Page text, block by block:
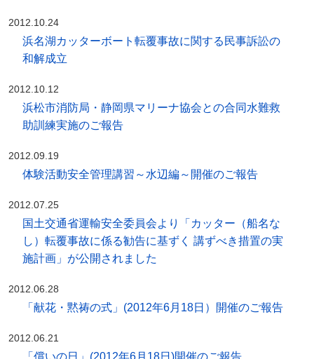
2012.10.24
浜名湖カッターボート転覆事故に関する民事訴訟の
和解成立
2012.10.12
浜松市消防局・静岡県マリーナ協会との合同水難救
助訓練実施のご報告
2012.09.19
体験活動安全管理講習～水辺編～開催のご報告
2012.07.25
国土交通省運輸安全委員会より「カッター（船名な
し）転覆事故に係る勧告に基ずく 講ずべき措置の実
施計画」が公開されました
2012.06.28
「献花・黙祷の式」(2012年6月18日）開催のご報告
2012.06.21
「償いの日」(2012年6月18日)開催のご報告